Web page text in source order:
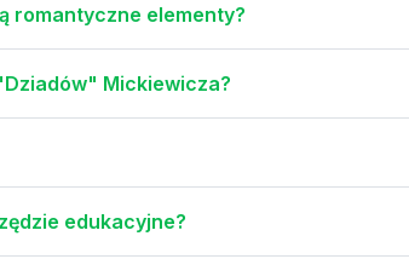
romantyczne elementy?
Mickiewicza?
edukacyjne?